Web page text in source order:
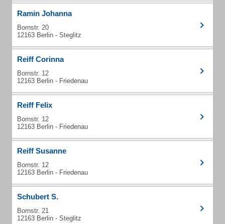
Ramin Johanna
Bornstr. 20
12163 Berlin - Steglitz
Reiff Corinna
Bornstr. 12
12163 Berlin - Friedenau
Reiff Felix
Bornstr. 12
12163 Berlin - Friedenau
Reiff Susanne
Bornstr. 12
12163 Berlin - Friedenau
Schubert S.
Bornstr. 21
12163 Berlin - Steglitz